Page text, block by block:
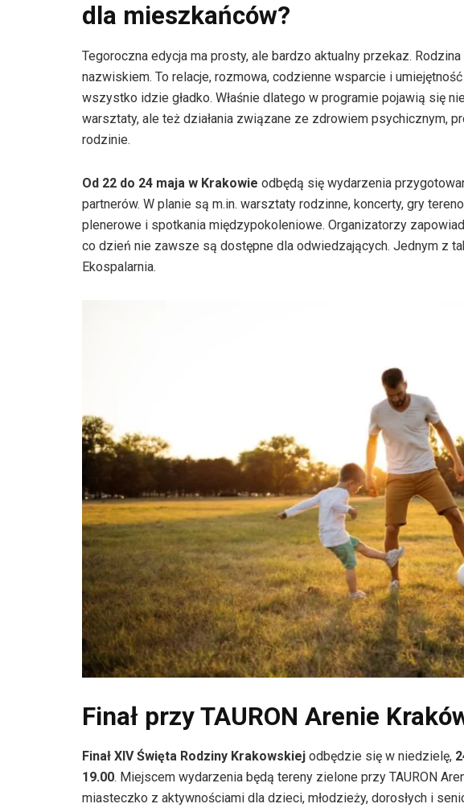
dla mieszkańców?
Tegoroczna edycja ma prosty, ale bardzo aktualny przekaz.
nazwiskiem. To relacje, rozmowa, codzienne wsparcie i
wszystko idzie gładko. Właśnie dlatego w programie pojawią się
warsztaty, ale też działania związane ze zdrowiem psychicznym,
rodzinie.
Od 22 do 24 maja w Krakowie odbędą się wydarzenia
partnerów. W planie są m.in. warsztaty rodzinne, koncerty, gry
plenerowe i spotkania międzypokoleniowe. Organizatorzy
co dzień nie zawsze są dostępne dla odwiedzających. Jednym z
Ekospalarnia.
Finał przy TAURON Arenie
Finał XIV Święta Rodziny Krakowskiej odbędzie się w niedzielę,
19.00. Miejscem wydarzenia będą tereny zielone przy TAURON
miasteczko z aktywnościami dla dzieci, młodzieży, dorosłych i